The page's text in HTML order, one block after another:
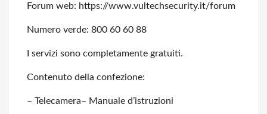
Forum web: https://www.vultechsecurity.it/forum
Numero verde: 800 60 60 88
I servizi sono completamente gratuiti.
Contenuto della confezione:
– Telecamera– Manuale d’istruzioni